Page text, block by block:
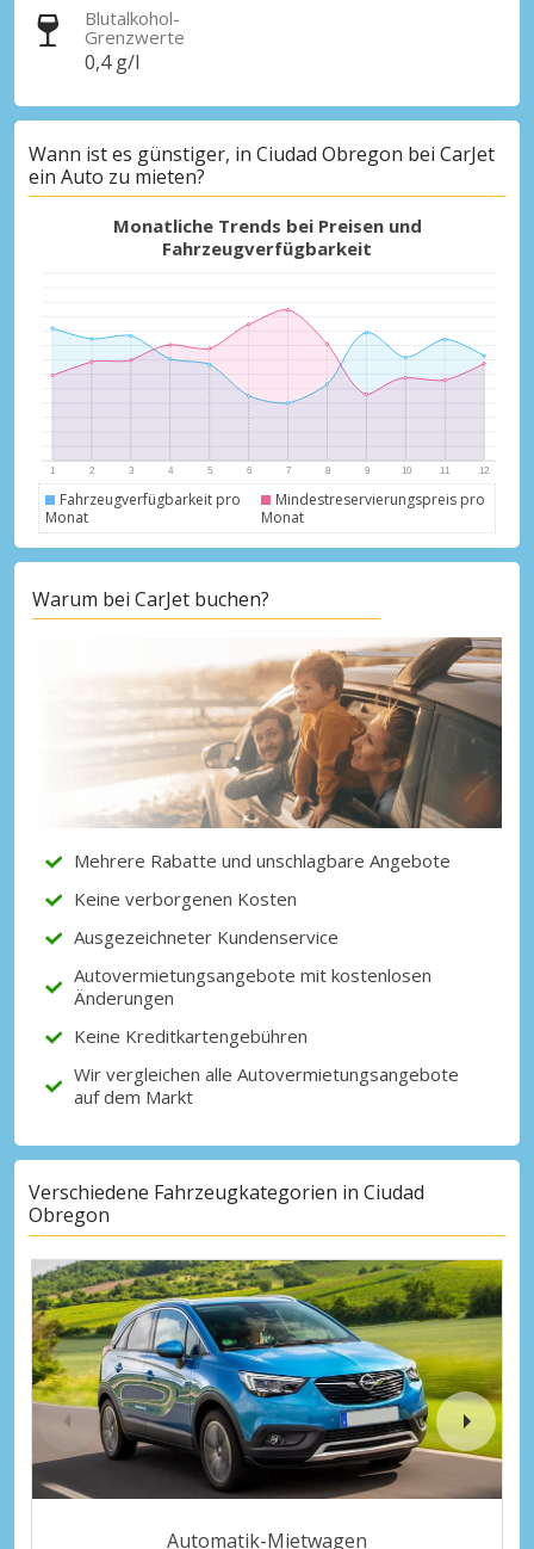
Erhalten Sie Zugang zu exklusiven
Partnerangeboten
Mit eLink anmelden
Blutalkohol-
Grenzwerte
0,4 g/l
Wann ist es günstiger, in Ciudad Obregon bei CarJet
ein Auto zu mieten?
Monatliche Trends bei Preisen und
Fahrzeugverfügbarkeit
Fahrzeugverfügbarkeit pro
Monat
Mindestreservierungspreis pro
Monat
Warum bei CarJet buchen?
Mehrere Rabatte und unschlagbare Angebote
Keine verborgenen Kosten
Ausgezeichneter Kundenservice
Autovermietungsangebote mit kostenlosen
Änderungen
Keine Kreditkartengebühren
Wir vergleichen alle Autovermietungsangebote
auf dem Markt
Verschiedene Fahrzeugkategorien in Ciudad
Obregon
Automatik-Mietwagen